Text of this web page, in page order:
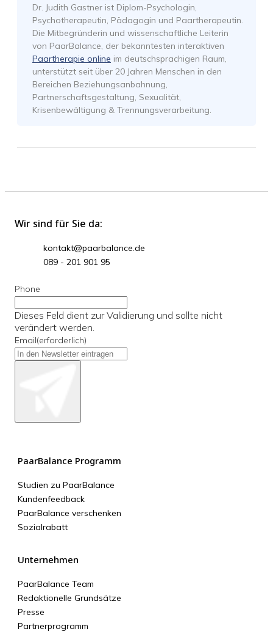
Dr. Judith Gastner ist Diplom-Psychologin,
Psychotherapeutin, Pädagogin und Paartherapeutin.
Die Mitbegründerin und wissenschaftliche Leiterin
von PaarBalance, der bekanntesten interaktiven
Paartherapie online im deutschsprachigen Raum,
unterstützt seit über 20 Jahren Menschen in den
Bereichen Beziehungsanbahnung,
Partnerschaftsgestaltung, Sexualität,
Krisenbewältigung & Trennungsverarbeitung.
Wir sind für Sie da:
kontakt@paarbalance.de
089 - 201 901 95
Phone
Dieses Feld dient zur Validierung und sollte nicht
verändert werden.
Email(erforderlich)
PaarBalance Programm
Studien zu PaarBalance
Kundenfeedback
PaarBalance verschenken
Sozialrabatt
Unternehmen
PaarBalance Team
Redaktionelle Grundsätze
Presse
Partnerprogramm